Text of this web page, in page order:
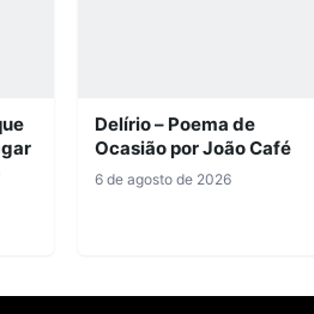
Delírio – Poema de
Ocasião por João Café
6 de agosto de 2026